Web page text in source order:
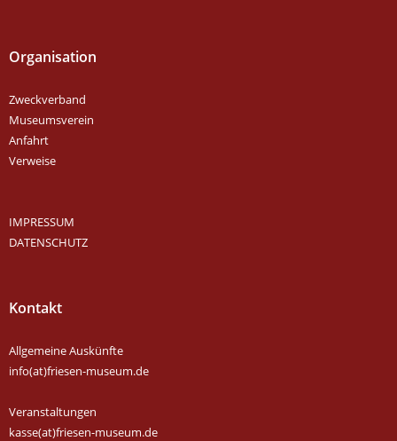
Organisation
Zweckverband
Museumsverein
Anfahrt
Verweise
IMPRESSUM
DATENSCHUTZ
Kontakt
Allgemeine Auskünfte
info(at)friesen-museum.de
Veranstaltungen
kasse(at)friesen-museum.de